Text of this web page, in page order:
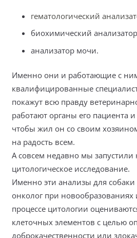
гематологический
биохимический
анализатор мочи.
Именно они и работающие с
квалифицированные
покажут всю правду
работают органы его пациента
чтобы жил он со своим
на радость всем.
А совсем недавно мы запустили
цитологическое исследование.
Именно эти анализы для собаки
онколог при новообразованиях
процессе цитологии
клеточных элементов с целью
доброкачественности или